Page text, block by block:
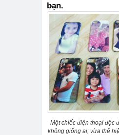
bạn.
Một chiếc điện thoại độc
không giống ai, vừa thể